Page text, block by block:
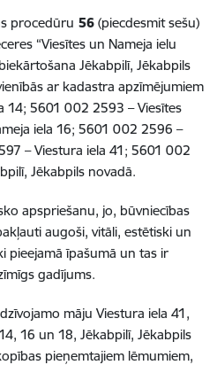
procedūru 56 (piecdesmit sešu)
“Viesītes un Nameja ielu
Jēkabpilī, Jēkabpils
ar kadastra apzīmējumiem
14; 5601 002 2593 – Viesītes
iela 16; 5601 002 2596 –
– Viestura iela 41; 5601 002
Jēkabpils novadā.
apspriešanu, jo, būvniecības
augoši, vitāli, estētiski un
pieejamā īpašumā un tas ir
gadījums.
māju Viestura iela 41,
16 un 18, Jēkabpilī, Jēkabpils
pieņemtajiem lēmumiem,